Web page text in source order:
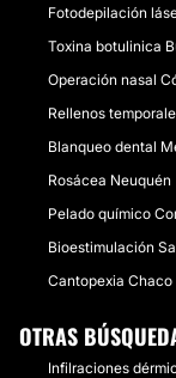
Fotodepilación
Toxina botulinica
Operación nasal
Rellenos
Blanqueo dental
Rosácea Neuquén
Pelado químico
Bioestimulación
Cantopexia Chaco
OTRAS
Infilraciones